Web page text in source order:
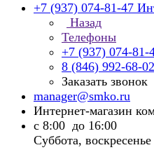
+7 (937) 074-81-47
Назад
Телефоны
+7 (937) 074-81-
8 (846) 992-68-02
Заказать звонок
manager@smko.ru
Интернет-магазин
с 8:00 до 16:00
Суббота,